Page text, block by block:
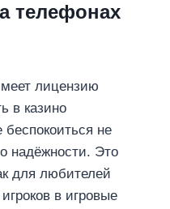
телефонах
лицензию
в казино
не
надёжности. Это
для любителей
в игровые